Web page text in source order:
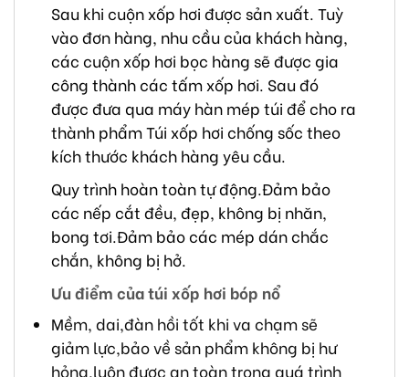
Sau khi cuộn xốp hơi được sản xuất. Tuỳ
vào đơn hàng, nhu cầu của khách hàng,
các cuộn xốp hơi bọc hàng sẽ được gia
công thành các tấm xốp hơi. Sau đó
được đưa qua máy hàn mép túi để cho ra
thành phẩm Túi xốp hơi chống sốc theo
kích thước khách hàng yêu cầu.
Quy trình hoàn toàn tự động.Đảm bảo
các nếp cắt đều, đẹp, không bị nhăn,
bong tơi.Đảm bảo các mép dán chắc
chắn, không bị hở.
Ưu điểm của túi xốp hơi bóp nổ
Mềm, dai,đàn hồi tốt khi va chạm sẽ
giảm lực,bảo về sản phẩm không bị hư
hỏng,luôn được an toàn trong quá trình